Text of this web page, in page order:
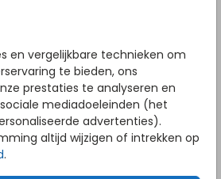
en vergelijkbare technieken om
te bieden, ons
prestaties te analyseren en
mediadoeleinden (het
advertenties).
altijd wijzigen of intrekken op
.
OOK LEUK